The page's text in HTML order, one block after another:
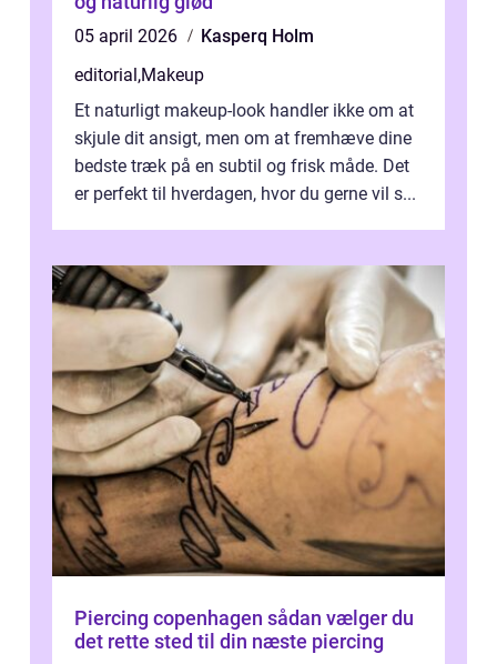
05 april 2026
Kasperq Holm
editorial,Makeup
Et naturligt makeup-look handler ikke om at
skjule dit ansigt, men om at fremhæve dine
bedste træk på en subtil og frisk måde. Det
er perfekt til hverdagen, hvor du gerne vil s...
Piercing copenhagen sådan vælger du
det rette sted til din næste piercing